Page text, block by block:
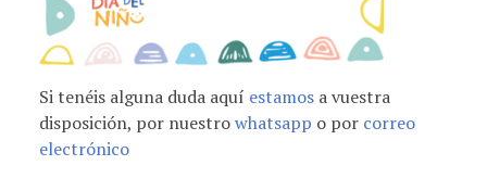
Si tenéis alguna duda aquí estamos a vuestra
disposición, por nuestrowhatsapp o por correo
electrónico